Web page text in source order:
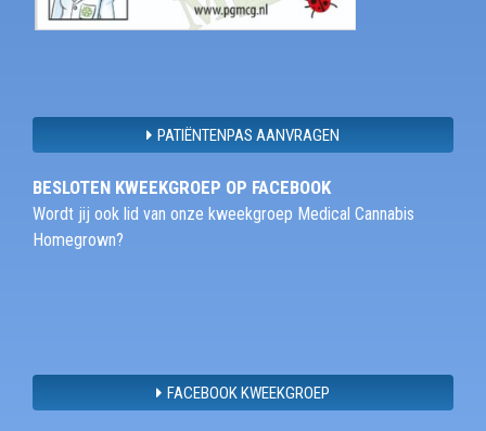
PATIËNTENPAS AANVRAGEN
BESLOTEN KWEEKGROEP OP FACEBOOK
Wordt jij ook lid van onze kweekgroep Medical Cannabis
Homegrown?
FACEBOOK KWEEKGROEP